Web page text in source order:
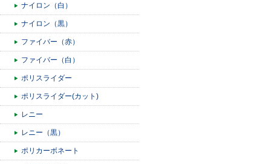
ナイロン（白）
ナイロン（黒）
ファイバー（赤）
ファイバー（白）
ポリスライダー
ポリスライダー(カット)
レニー
レニー（黒）
ポリカーボネート